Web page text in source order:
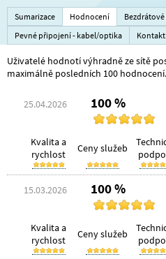
Sumarizace Hodnocení
Pevné připojení - kabel/optika
Kontakt
Uživatelé hodnotí výhradně ze sítě
maximálně posledních 100 hodnocení.
25.04.2026 100 %
Kvalita a
rychlost
Ceny služeb
15.03.2026 100 %
Kvalita a
rychlost
Ceny služeb